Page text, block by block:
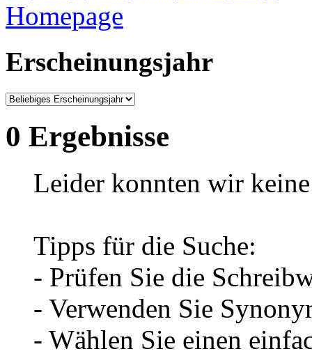
Homepage
Erscheinungsjahr
0 Ergebnisse
Leider konnten wir
Tipps für die Suche:
- Prüfen Sie die
- Verwenden Sie
- Wählen Sie einen